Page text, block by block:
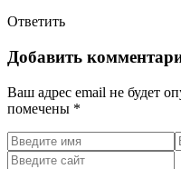
Ответить
Добавить
Ваш адрес email не будет
помечены *